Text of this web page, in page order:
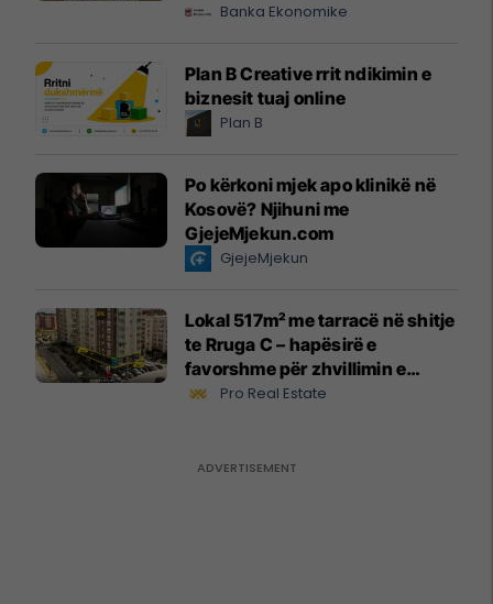
Banka Ekonomike
Plan B Creative rrit ndikimin e
biznesit tuaj online
Plan B
Po kërkoni mjek apo klinikë në
Kosovë? Njihuni me
GjejeMjekun.com
GjejeMjekun
Lokal 517m² me tarracë në shitje
te Rruga C – hapësirë e
favorshme për zhvillimin e
biznesit #15796
Pro Real Estate